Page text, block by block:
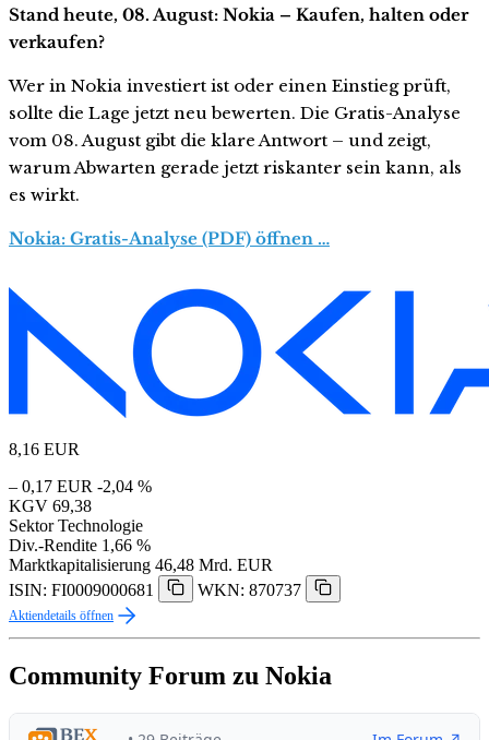
Stand heute, 08. August: Nokia – Kaufen, halten oder
verkaufen?
Wer in Nokia investiert ist oder einen Einstieg prüft,
sollte die Lage jetzt neu bewerten. Die Gratis-Analyse
vom 08. August gibt die klare Antwort – und zeigt,
warum Abwarten gerade jetzt riskanter sein kann, als
es wirkt.
Nokia: Gratis-Analyse (PDF) öffnen …
8,16 EUR
– 0,17 EUR -2,04 %
KGV 69,38
Sektor Technologie
Div.-Rendite 1,66 %
Marktkapitalisierung 46,48 Mrd. EUR
ISIN: FI0009000681
WKN: 870737
Aktiendetails öffnen
Community Forum zu Nokia